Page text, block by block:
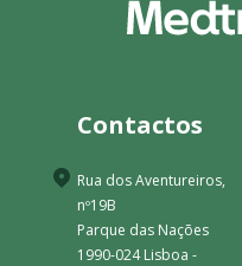
Contactos
Rua dos Aventureiros,
nº19B
Parque das Nações
1990-024 Lisboa -